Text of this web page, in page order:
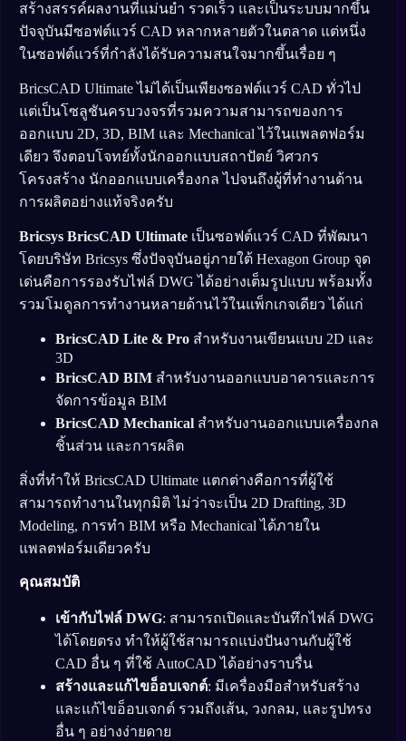
สร้างสรรค์ผลงานที่แม่นยำ รวดเร็ว และเป็นระบบมากขึ้น
ปัจจุบันมีซอฟต์แวร์ CAD หลากหลายตัวในตลาด แต่หนึ่ง
ในซอฟต์แวร์ที่กำลังได้รับความสนใจมากขึ้นเรื่อย ๆ
BricsCAD Ultimate ไม่ได้เป็นเพียงซอฟต์แวร์ CAD ทั่วไป
แต่เป็นโซลูชันครบวงจรที่รวมความสามารถของการ
ออกแบบ 2D, 3D, BIM และ Mechanical ไว้ในแพลตฟอร์ม
เดียว จึงตอบโจทย์ทั้งนักออกแบบสถาปัตย์ วิศวกร
โครงสร้าง นักออกแบบเครื่องกล ไปจนถึงผู้ที่ทำงานด้าน
การผลิตอย่างแท้จริงครับ
Bricsys BricsCAD Ultimate เป็นซอฟต์แวร์ CAD ที่พัฒนา
โดยบริษัท Bricsys ซึ่งปัจจุบันอยู่ภายใต้ Hexagon Group จุด
เด่นคือการรองรับไฟล์ DWG ได้อย่างเต็มรูปแบบ พร้อมทั้ง
รวมโมดูลการทำงานหลายด้านไว้ในแพ็กเกจเดียว ได้แก่
BricsCAD Lite & Pro สำหรับงานเขียนแบบ 2D และ
3D
BricsCAD BIM สำหรับงานออกแบบอาคารและการ
จัดการข้อมูล BIM
BricsCAD Mechanical สำหรับงานออกแบบเครื่องกล
ชิ้นส่วน และการผลิต
สิ่งที่ทำให้ BricsCAD Ultimate แตกต่างคือการที่ผู้ใช้
สามารถทำงานในทุกมิติ ไม่ว่าจะเป็น 2D Drafting, 3D
Modeling, การทำ BIM หรือ Mechanical ได้ภายใน
แพลตฟอร์มเดียวครับ
คุณสมบัติ
เข้ากับไฟล์ DWG: สามารถเปิดและบันทึกไฟล์ DWG
ได้โดยตรง ทำให้ผู้ใช้สามารถแบ่งปันงานกับผู้ใช้
CAD อื่น ๆ ที่ใช้ AutoCAD ได้อย่างราบรื่น
สร้างและแก้ไขอ็อบเจกต์: มีเครื่องมือสำหรับสร้าง
และแก้ไขอ็อบเจกต์ รวมถึงเส้น, วงกลม, และรูปทรง
อื่น ๆ อย่างง่ายดาย